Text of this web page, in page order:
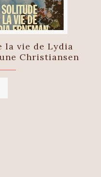
la vie de Lydia
Christiansen